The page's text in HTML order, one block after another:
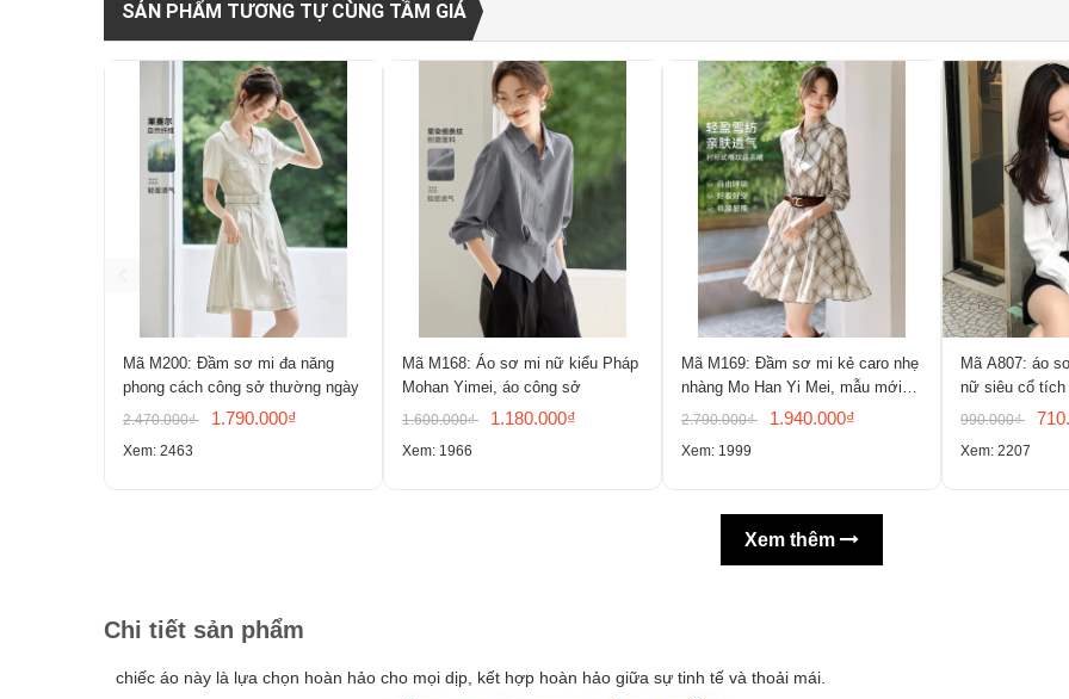
SẢN PHẨM TƯƠNG TỰ CÙNG TẦM GIÁ
Mã M200: Đầm sơ mi đa năng
phong cách công sở thường ngày
2.470.000₫ 1.790.000₫
Xem: 2463
Mã M168: Áo sơ mi nữ kiểu Pháp
Mohan Yimei, áo công sở
1.600.000₫ 1.180.000₫
Xem: 1966
Mã M169: Đầm sơ mi kẻ caro nhẹ
nhàng Mo Han Yi Mei, mẫu mới
Xuân/Hè
2.790.000₫ 1.940.000₫
Xem: 1999
Mã A807: áo
nữ siêu cổ
990.000₫
Xem: 2207
Xem thêm
Chi tiết sản phẩm
chiếc áo này là lựa chọn hoàn hảo cho mọi dịp, kết hợp hoàn hảo giữa sự tinh tế và thoải mái.